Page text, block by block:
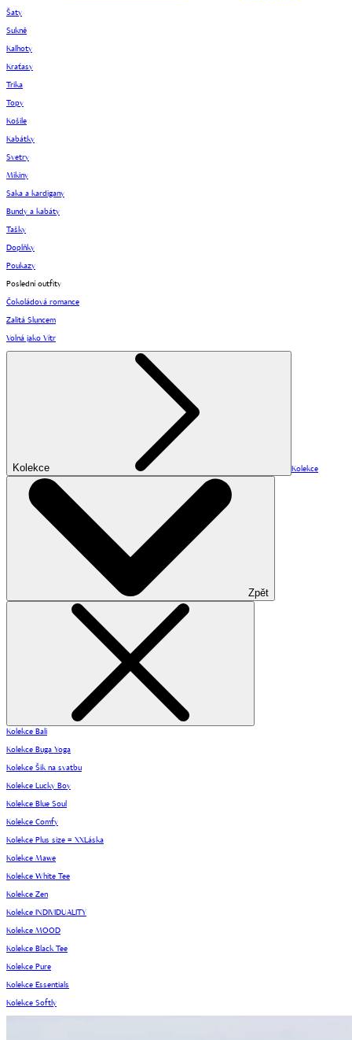
Šaty
Sukně
Kalhoty
Kraťasy
Trika
Topy
Košile
Kabátky
Svetry
Mikiny
Saka a kardigany
Bundy a kabáty
Tašky
Doplňky
Poukazy
Poslední outfity
Čokoládová romance
Zalitá Sluncem
Volná jako Vítr
Kolekce Kolekce
Zpět
Kolekce Bali
Kolekce Buga Yoga
Kolekce Šik na svatbu
Kolekce Lucky Boy
Kolekce Blue Soul
Kolekce Comfy
Kolekce Plus size = XXLáska
Kolekce Mawe
Kolekce White Tee
Kolekce Zen
Kolekce INDIVIDUALITY
Kolekce MOOD
Kolekce Black Tee
Kolekce Pure
Kolekce Essentials
Kolekce Softly